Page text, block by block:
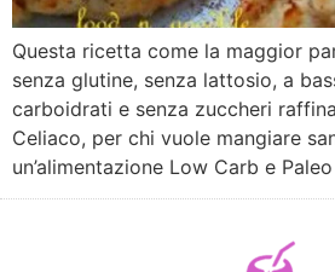
Questa ricetta come la maggior
senza glutine, senza lattosio, a
carboidrati e senza zuccheri
Celiaco, per chi vuole mangiare
un’alimentazione Low Carb e Paleo